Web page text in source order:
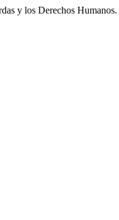
y los Derechos Humanos.